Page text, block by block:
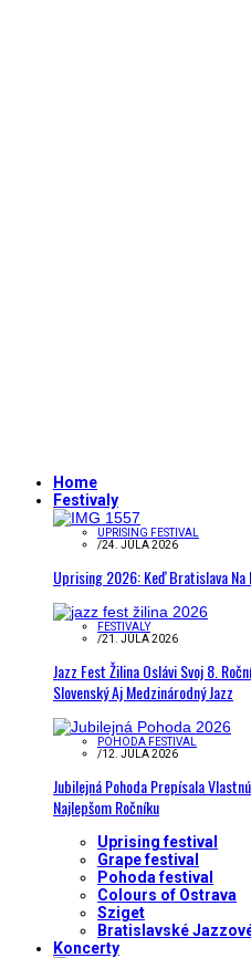
Home
Festivaly
UPRISING FESTIVAL
/24. JÚLA 2026
Uprising 2026: Keď Bratislava Na
FESTIVALY
/21. JÚLA 2026
Jazz Fest Žilina Oslávi Svoj 8.
Slovenský Aj Medzinárodný Jazz
POHODA FESTIVAL
/12. JÚLA 2026
Jubilejná Pohoda Prepísala
Najlepšom Ročníku
Uprising festival
Grape festival
Pohoda festival
Colours of Ostrava
Sziget
Bratislavské
Koncerty